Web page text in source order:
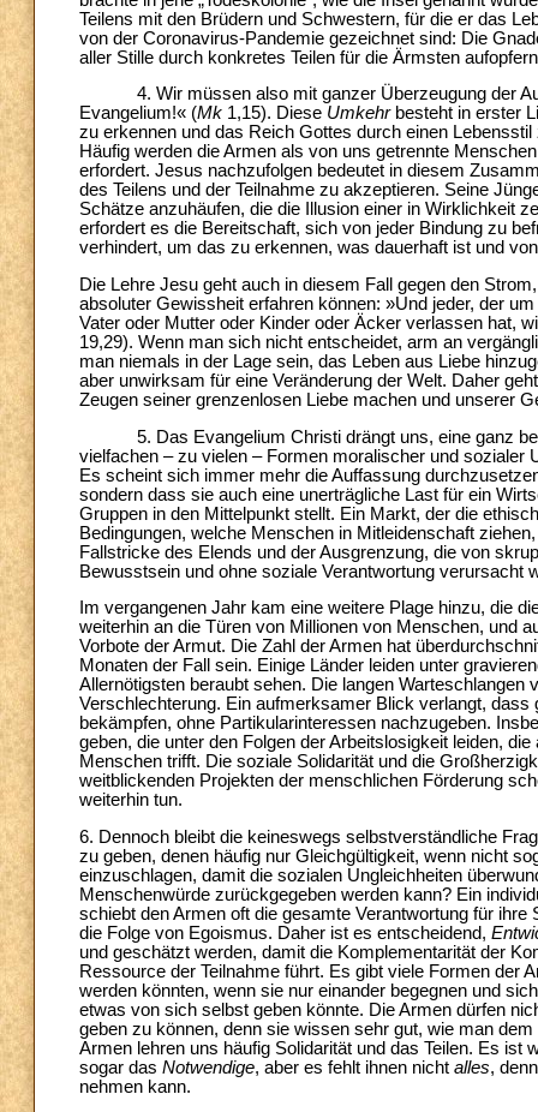
Teilens mit den Brüdern und Schwestern, für die er das
von der Coronavirus-Pandemie gezeichnet sind: Die
aller Stille durch konkretes Teilen für die Ärmsten
4. Wir müssen also mit ganzer Überzeugung der
Evangelium!« (Mk 1,15). Diese Umkehr besteht in erster
zu erkennen und das Reich Gottes durch einen
Häufig werden die Armen als von uns getrennte
erfordert. Jesus nachzufolgen bedeutet in diesem
des Teilens und der Teilnahme zu akzeptieren. Seine
Schätze anzuhäufen, die die Illusion einer in Wirklichkeit
erfordert es die Bereitschaft, sich von jeder Bindung zu
verhindert, um das zu erkennen, was dauerhaft ist und
Die Lehre Jesu geht auch in diesem Fall gegen den
absoluter Gewissheit erfahren können: »Und jeder, der
Vater oder Mutter oder Kinder oder Äcker verlassen hat,
19,29). Wenn man sich nicht entscheidet, arm an
man niemals in der Lage sein, das Leben aus Liebe
aber unwirksam für eine Veränderung der Welt. Daher
Zeugen seiner grenzenlosen Liebe machen und unserer
5. Das Evangelium Christi drängt uns, eine ganz
vielfachen – zu vielen – Formen moralischer und sozialer
Es scheint sich immer mehr die Auffassung
sondern dass sie auch eine unerträgliche Last für ein
Gruppen in den Mittelpunkt stellt. Ein Markt, der die
Bedingungen, welche Menschen in Mitleidenschaft
Fallstricke des Elends und der Ausgrenzung, die von
Bewusstsein und ohne soziale Verantwortung verursacht
Im vergangenen Jahr kam eine weitere Plage hinzu, die
weiterhin an die Türen von Millionen von Menschen, und
Vorbote der Armut. Die Zahl der Armen hat
Monaten der Fall sein. Einige Länder leiden unter
Allernötigsten beraubt sehen. Die langen
Verschlechterung. Ein aufmerksamer Blick verlangt,
bekämpfen, ohne Partikularinteressen nachzugeben.
geben, die unter den Folgen der Arbeitslosigkeit leiden,
Menschen trifft. Die soziale Solidarität und die
weitblickenden Projekten der menschlichen Förderung
weiterhin tun.
6. Dennoch bleibt die keineswegs selbstverständliche
zu geben, denen häufig nur Gleichgültigkeit, wenn nicht
einzuschlagen, damit die sozialen Ungleichheiten
Menschenwürde zurückgegeben werden kann? Ein
schiebt den Armen oft die gesamte Verantwortung für
die Folge von Egoismus. Daher ist es entscheidend,
und geschätzt werden, damit die Komplementarität der
Ressource der Teilnahme führt. Es gibt viele Formen der
werden könnten, wenn sie nur einander begegnen und
etwas von sich selbst geben könnte. Die Armen dürfen
geben zu können, denn sie wissen sehr gut, wie man
Armen lehren uns häufig Solidarität und das Teilen. Es ist
sogar das Notwendige, aber es fehlt ihnen nicht alles,
nehmen kann.